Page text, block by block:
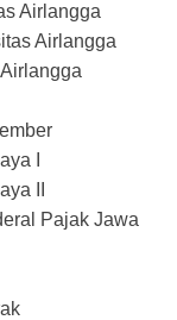
Airlangga
Airlangga
I
II
Pajak Jawa